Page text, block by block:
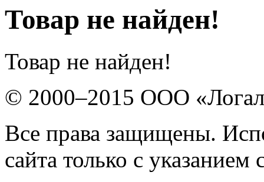
Товар не найден!
Товар не найден!
© 2000–2015 ООО
Все права защищены.
сайта только с